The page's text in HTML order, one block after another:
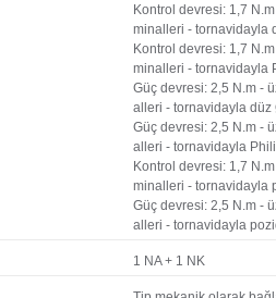
Kontrol devresi: 1,7
minalleri - tornavidayla
Kontrol devresi: 1,7
minalleri - tornavidayla
Güç devresi: 2,5 N.m -
alleri - tornavidayla düz
Güç devresi: 2,5 N.m -
alleri - tornavidayla
Kontrol devresi: 1,7
minalleri - tornavidayla
Güç devresi: 2,5 N.m -
alleri - tornavidayla
1 NA + 1 NK